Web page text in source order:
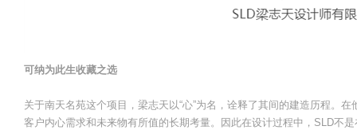
可纳为此生收藏之选
关于南天名苑这个项目，梁志天以“心”为名，诠释了其间的建造历程。
客户内心需求和未来物有所值的长期考量。因此在设计过程中，SLD不